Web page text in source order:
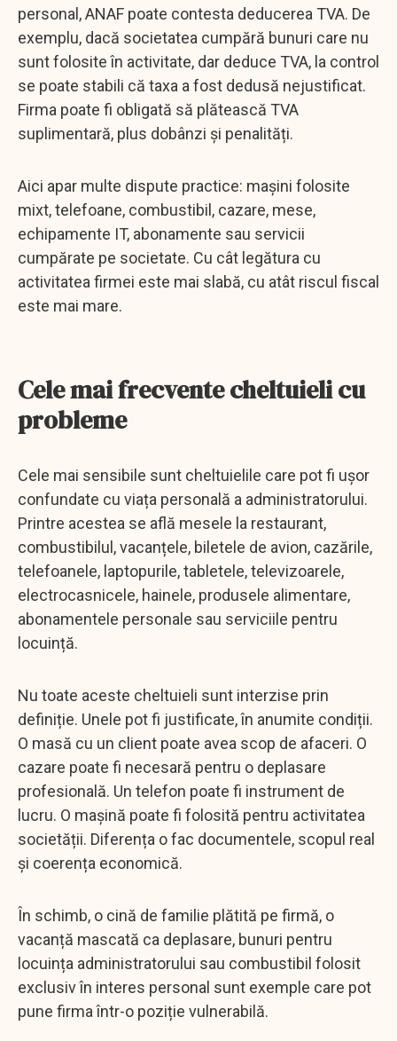
personal, ANAF poate contesta deducerea TVA. De
exemplu, dacă societatea cumpără bunuri care nu
sunt folosite în activitate, dar deduce TVA, la control
se poate stabili că taxa a fost dedusă nejustificat.
Firma poate fi obligată să plătească TVA
suplimentară, plus dobânzi și penalități.
Aici apar multe dispute practice: mașini folosite
mixt, telefoane, combustibil, cazare, mese,
echipamente IT, abonamente sau servicii
cumpărate pe societate. Cu cât legătura cu
activitatea firmei este mai slabă, cu atât riscul fiscal
este mai mare.
Cele mai frecvente cheltuieli cu
probleme
Cele mai sensibile sunt cheltuielile care pot fi ușor
confundate cu viața personală a administratorului.
Printre acestea se află mesele la restaurant,
combustibilul, vacanțele, biletele de avion, cazările,
telefoanele, laptopurile, tabletele, televizoarele,
electrocasnicele, hainele, produsele alimentare,
abonamentele personale sau serviciile pentru
locuință.
Nu toate aceste cheltuieli sunt interzise prin
definiție. Unele pot fi justificate, în anumite condiții.
O masă cu un client poate avea scop de afaceri. O
cazare poate fi necesară pentru o deplasare
profesională. Un telefon poate fi instrument de
lucru. O mașină poate fi folosită pentru activitatea
societății. Diferența o fac documentele, scopul real
și coerența economică.
În schimb, o cină de familie plătită pe firmă, o
vacanță mascată ca deplasare, bunuri pentru
locuința administratorului sau combustibil folosit
exclusiv în interes personal sunt exemple care pot
pune firma într-o poziție vulnerabilă.